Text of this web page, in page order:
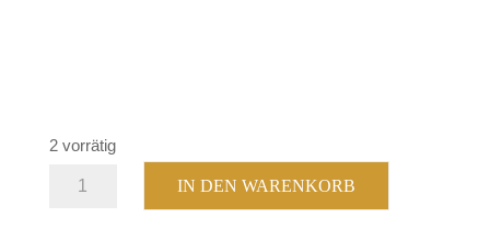
2 vorrätig
PNI
IN DEN WARENKORB